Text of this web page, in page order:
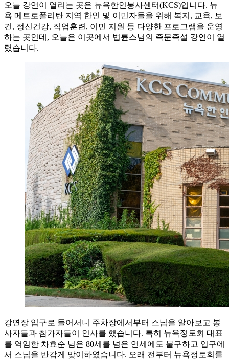
오늘 강연이 열리는 곳은 뉴욕한인봉사센터(KCS)입니다. 뉴
욕 메트로폴리탄 지역 한인 및 이민자들을 위해 복지, 교육, 보
건, 정신건강, 직업훈련, 이민 지원 등 다양한 프로그램을 운영
하는 곳인데, 오늘은 이곳에서 법륜스님의 즉문즉설 강연이 열
렸습니다.
강연장 입구로 들어서니 주차장에서부터 스님을 알아보고 봉
사자들과 참가자들이 인사를 했습니다. 특히 뉴욕정토회 대표
를 역임한 차효순 님은 80세를 넘은 연세에도 불구하고 입구에
서 스님을 반갑게 맞이하였습니다. 오래 전부터 뉴욕정토회를